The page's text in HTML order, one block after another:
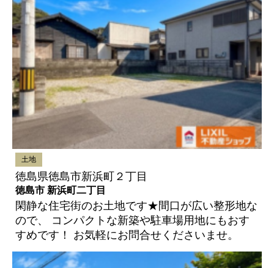
土地
徳島県徳島市新浜町２丁目
徳島市 新浜町二丁目
閑静な住宅街のお土地です★間口が広い整形地な
ので、 コンパクトな新築や駐車場用地にもおす
すめです！ お気軽にお問合せくださいませ。